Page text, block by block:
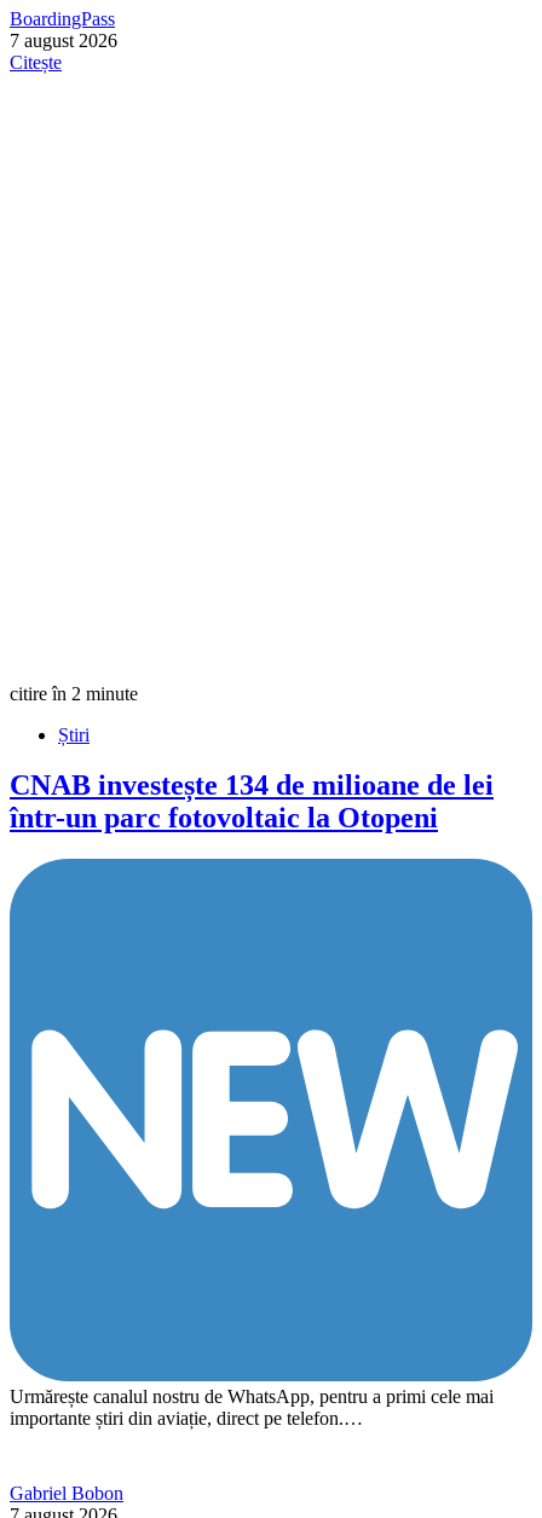
BoardingPass
7 august 2026
Citește
citire în 2 minute
Știri
CNAB investește 134 de milioane de lei
într-un parc fotovoltaic la Otopeni
Urmărește canalul nostru de WhatsApp, pentru a primi cele mai
importante știri din aviație, direct pe telefon.…
Gabriel Bobon